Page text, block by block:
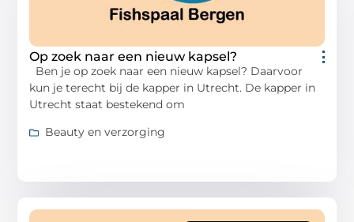
Op zoek naar een nieuw kapsel?
Ben je op zoek naar een nieuw kapsel? Daarvoor
kun je terecht bij de kapper in Utrecht. De kapper in
Utrecht staat bestekend om
Beauty en verzorging